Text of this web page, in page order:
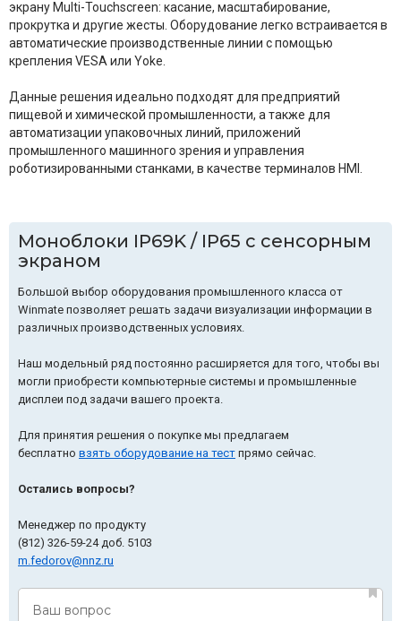
экрану Multi-Touchscreen: касание, масштабирование,
прокрутка и другие жесты. Оборудование легко встраивается в
автоматические производственные линии с помощью
крепления VESA или Yoke.
Данные решения идеально подходят для предприятий
пищевой и химической промышленности, а также для
автоматизации упаковочных линий, приложений
промышленного машинного зрения и управления
роботизированными станками, в качестве терминалов HMI.
Моноблоки IP69K / IP65 с сенсорным
экраном
Большой выбор оборудования промышленного класса от
Winmate позволяет решать задачи визуализации информации в
различных производственных условиях.
Наш модельный ряд постоянно расширяется для того, чтобы вы
могли приобрести компьютерные системы и промышленные
дисплеи под задачи вашего проекта.
Для принятия решения о покупке мы предлагаем
бесплатно взять оборудование на тест прямо сейчас.
Остались вопросы?
Менеджер по продукту
(812) 326-59-24 доб. 5103
m.fedorov@nnz.ru
Ваш вопрос